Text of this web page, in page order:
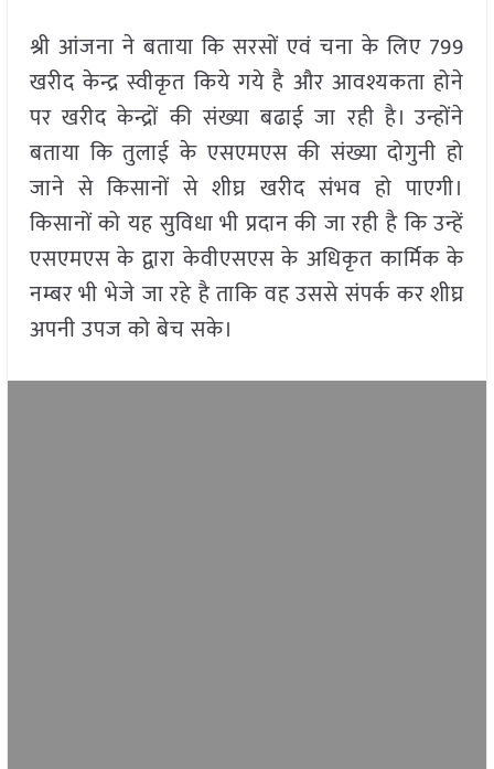
श्री आंजना ने बताया कि सरसों एवं चना के लिए 799
खरीद केन्द्र स्वीकृत किये गये है और आवश्यकता होने
पर खरीद केन्द्रों की संख्या बढाई जा रही है। उन्होंने
बताया कि तुलाई के एसएमएस की संख्या दोगुनी हो
जाने से किसानों से शीघ्र खरीद संभव हो पाएगी।
किसानों को यह सुविधा भी प्रदान की जा रही है कि उन्हें
एसएमएस के द्वारा केवीएसएस के अधिकृत कार्मिक के
नम्बर भी भेजे जा रहे है ताकि वह उससे संपर्क कर शीघ्र
अपनी उपज को बेच सके।